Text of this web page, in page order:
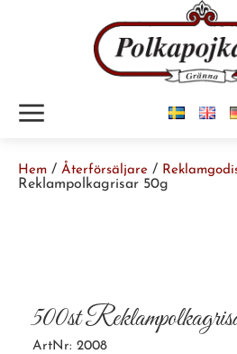
m
Hem / Återförsäljare /
Reklampolkagrisar 50g
500st
ArtNr: 2008